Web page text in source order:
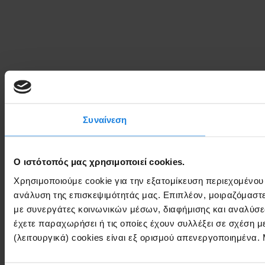
Συναίνεση
Ο ιστότοπός μας χρησιμοποιεί cookies.
Χρησιμοποιούμε cookie για την εξατομίκευση
ανάλυση της επισκεψιμότητάς μας. Επιπλέον,
με συνεργάτες κοινωνικών μέσων, διαφήμισης και
έχετε παραχωρήσει ή τις οποίες έχουν συλλέξει σε
(λειτουργικά) cookies είναι εξ ορισμού